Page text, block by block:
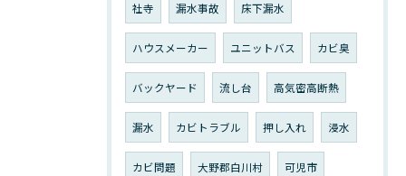
社寺 漏水事故 床下漏水
ハウスメーカー ユニットバス カビ臭
バックヤード 流し台 高気密高断熱
漏水 カビトラブル 押し入れ 浸水
カビ問題 大野郡白川村 可児市